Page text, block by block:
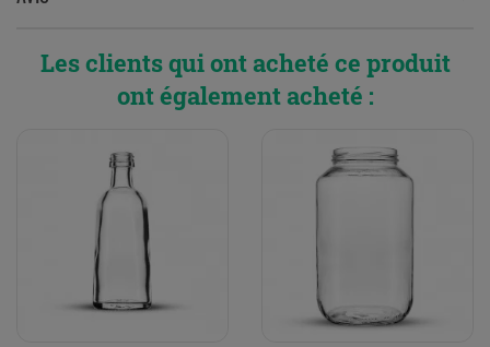
Les clients qui ont acheté ce produit
ont également acheté :